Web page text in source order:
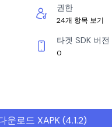
권한
24개 항목 보기
타겟 SDK 버전
0
운로드 XAPK(4.1.2)